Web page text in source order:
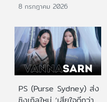
8 กรกฎาคม 2026
PS (Purse Sydney) ส่ง